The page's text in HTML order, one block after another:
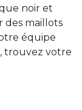
noir et
des maillots
équipe
trouvez votre